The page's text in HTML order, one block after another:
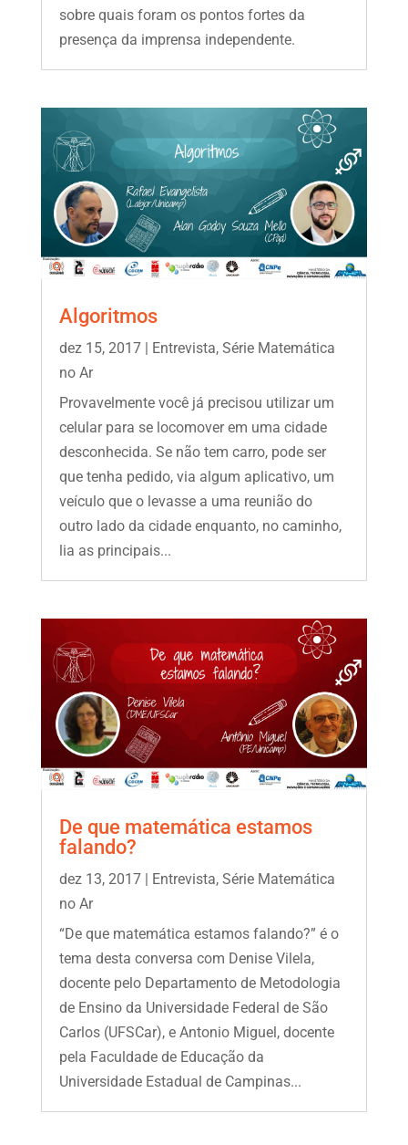
sobre quais foram os pontos fortes da
presença da imprensa independente.
Algoritmos
dez 15, 2017| Entrevista, Série Matemática
no Ar
Provavelmente você já precisou utilizar um
celular para se locomover em uma cidade
desconhecida. Se não tem carro, pode ser
que tenha pedido, via algum aplicativo, um
veículo que o levasse a uma reunião do
outro lado da cidade enquanto, no caminho,
lia as principais...
De que matemática estamos
falando?
dez 13, 2017| Entrevista, Série Matemática
no Ar
“De que matemática estamos falando?” é o
tema desta conversa com Denise Vilela,
docente pelo Departamento de Metodologia
de Ensino da Universidade Federal de São
Carlos (UFSCar), e Antonio Miguel, docente
pela Faculdade de Educação da
Universidade Estadual de Campinas...